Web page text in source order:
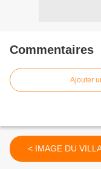
Commentaires
Ajouter
< IMAGE DU